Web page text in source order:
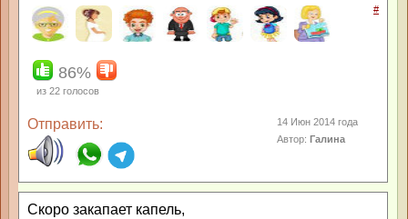
#
86%
из 22 голосов
Отправить:
14 Июн 2014 года
Автор:Галина
Скоро закапает капель,